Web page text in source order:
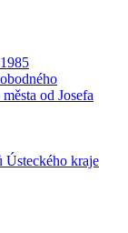
od Josefa
Ústeckého kraje